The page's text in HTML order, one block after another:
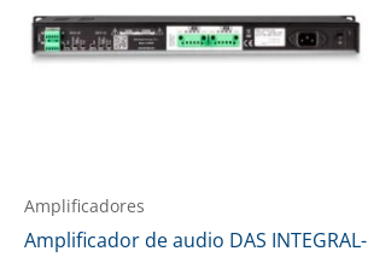
Amplificadores
Amplificador de audio DAS INTEGRAL-